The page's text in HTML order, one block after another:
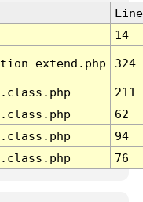
Line
14
324
211
62
94
76